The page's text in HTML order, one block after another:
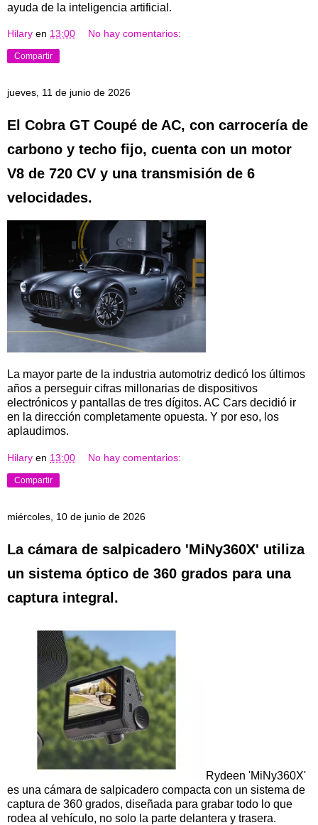
ayuda de la inteligencia artificial.
Hilary en 13:00 No hay comentarios:
Compartir
jueves, 11 de junio de 2026
El Cobra GT Coupé de AC, con carrocería de
carbono y techo fijo, cuenta con un motor
V8 de 720 CV y ​​una transmisión de 6
velocidades.
La mayor parte de la industria automotriz dedicó los últimos
años a perseguir cifras millonarias de dispositivos
electrónicos y pantallas de tres dígitos. AC Cars decidió ir
en la dirección completamente opuesta. Y por eso, los
aplaudimos.
Hilary en 13:00 No hay comentarios:
Compartir
miércoles, 10 de junio de 2026
La cámara de salpicadero 'MiNy360X' utiliza
un sistema óptico de 360 ​​grados para una
captura integral.
Rydeen 'MiNy360X'
es una cámara de salpicadero compacta con un sistema de
captura de 360 ​​grados, diseñada para grabar todo lo que
rodea al vehículo, no solo la parte delantera y trasera.